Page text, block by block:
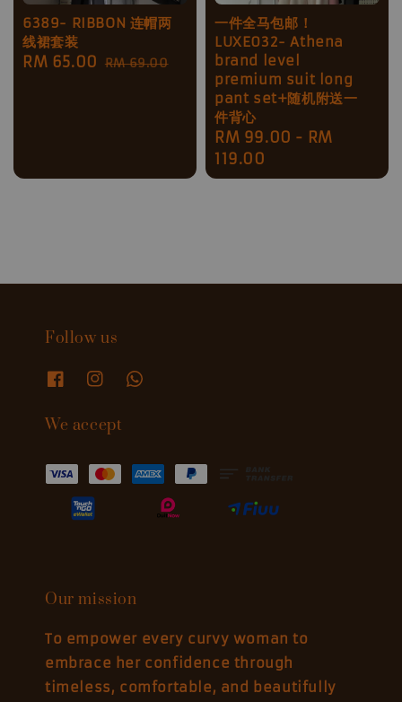
6389- RIBBON 连帽两
线裙套装
Sale
RM 65.00 Regular
RM 69.00
一件全马包邮！
LUXE032- Athena
brand level
premium suit long
pant set+随机附送一
件背心
Regular
price
RM 99.00 - RM
119.00
Follow us
We accept
Our mission
To empower every curvy woman to
embrace her confidence through
timeless, comfortable, and beautifully